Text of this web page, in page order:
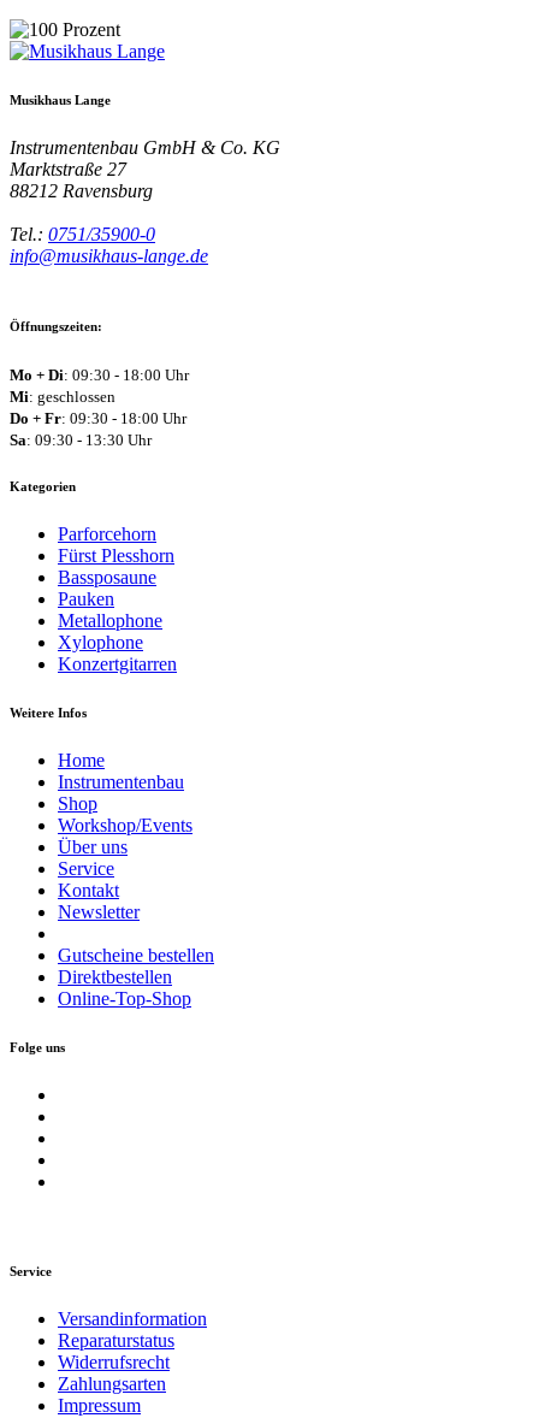
Musikhaus Lange
Instrumentenbau GmbH & Co. KG
Marktstraße 27
88212 Ravensburg
Tel.: 0751/35900-0
info@musikhaus-lange.de
Öffnungszeiten:
Mo + Di: 09:30 - 18:00 Uhr
Mi: geschlossen
Do + Fr: 09:30 - 18:00 Uhr
Sa: 09:30 - 13:30 Uhr
Kategorien
Parforcehorn
Fürst Plesshorn
Bassposaune
Pauken
Metallophone
Xylophone
Konzertgitarren
Weitere Infos
Home
Instrumentenbau
Shop
Workshop/Events
Über uns
Service
Kontakt
Newsletter
Gutscheine bestellen
Direktbestellen
Online-Top-Shop
Folge uns
Service
Versandinformation
Reparaturstatus
Widerrufsrecht
Zahlungsarten
Impressum